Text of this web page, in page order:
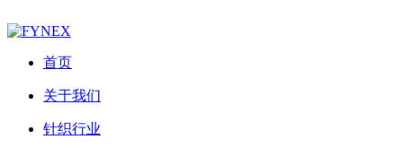
首页
关于我们
针织行业